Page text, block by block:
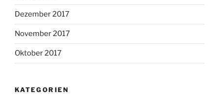
Dezember 2017
November 2017
Oktober 2017
KATEGORIEN